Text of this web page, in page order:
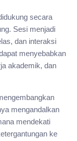
secara
Sesi menjadi
dan interaksi
menyebabkan
akademik, dan
mengandalkan
mendekati
ke